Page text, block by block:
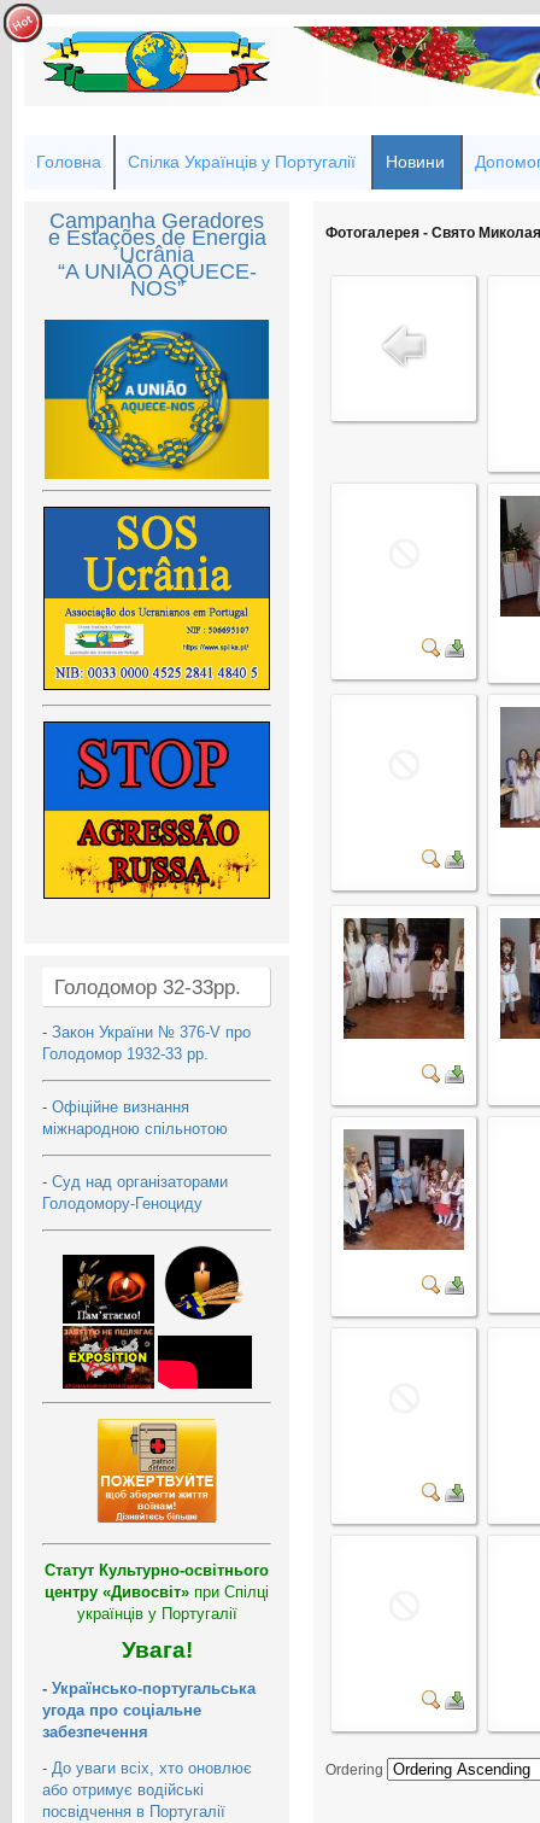
Головна Спілка Українців у Португалії Новини
Campanha Geradores
e Estações de Energia
Ucrânia
“A UNIÃO AQUECE-
NOS”
Голодомор 32-33рр.
- Закон України № 376-V про
Голодомор 1932-33 рр.
- Офіційне визнання
міжнародною спільнотою
- Суд над організаторами
Голодомору-Геноциду
Статут Культурно-освітнього
центру «Дивосвіт» при Спілці
українців у Португалії
Увага!
- Українсько-португальська
угода про соціальне
забезпечення
- До уваги всіх, хто оновлює
або отримує водійські
посвідчення в Португалії
Фотогалерея - Свято
Ordering